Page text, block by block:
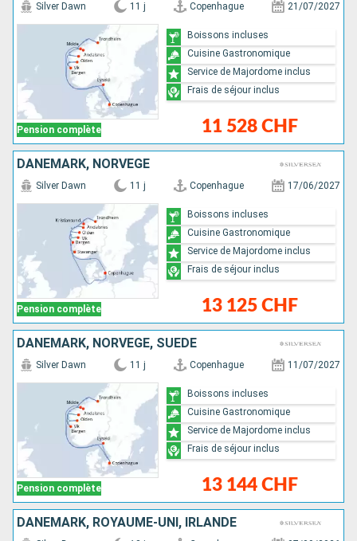
Pension complète
Silver Dawn 11 j Copenhague 21/07/2027
11 528 CHF
Boissons incluses
Cuisine Gastronomique
Service de Majordome inclus
Frais de séjour inclus
DANEMARK, NORVÈGE
Pension complète
Silver Dawn 11 j Copenhague 17/06/2027
13 125 CHF
Boissons incluses
Cuisine Gastronomique
Service de Majordome inclus
Frais de séjour inclus
DANEMARK, NORVÈGE, SUÈDE
Pension complète
Silver Dawn 11 j Copenhague 11/07/2027
13 144 CHF
Boissons incluses
Cuisine Gastronomique
Service de Majordome inclus
Frais de séjour inclus
DANEMARK, ROYAUME-UNI, IRLANDE